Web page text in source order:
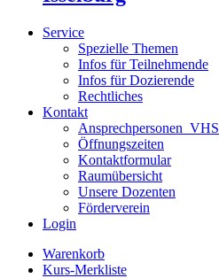
Service
Spezielle Themen
Infos für Teilnehmende
Infos für Dozierende
Rechtliches
Kontakt
Ansprechpersonen_VHS
Öffnungszeiten
Kontaktformular
Raumübersicht
Unsere Dozenten
Förderverein
Login
Warenkorb
Kurs-Merkliste